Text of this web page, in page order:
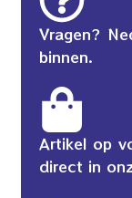
Vragen?
binnen.
Artikel op
direct in